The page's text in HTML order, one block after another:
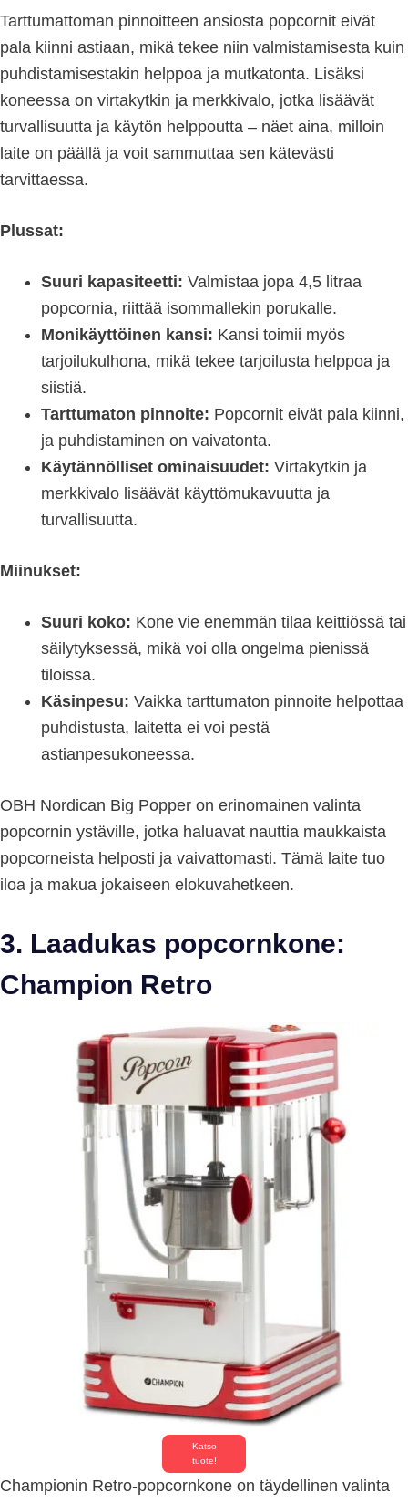
Tarttumattoman pinnoitteen ansiosta popcornit eivät
pala kiinni astiaan, mikä tekee niin valmistamisesta kuin
puhdistamisestakin helppoa ja mutkatonta. Lisäksi
koneessa on virtakytkin ja merkkivalo, jotka lisäävät
turvallisuutta ja käytön helppoutta – näet aina, milloin
laite on päällä ja voit sammuttaa sen kätevästi
tarvittaessa.
Plussat:
Suuri kapasiteetti: Valmistaa jopa 4,5 litraa
popcornia, riittää isommallekin porukalle.
Monikäyttöinen kansi: Kansi toimii myös
tarjoilukulhona, mikä tekee tarjoilusta helppoa ja
siistiä.
Tarttumaton pinnoite: Popcornit eivät pala kiinni,
ja puhdistaminen on vaivatonta.
Käytännölliset ominaisuudet: Virtakytkin ja
merkkivalo lisäävät käyttömukavuutta ja
turvallisuutta.
Miinukset:
Suuri koko: Kone vie enemmän tilaa keittiössä tai
säilytyksessä, mikä voi olla ongelma pienissä
tiloissa.
Käsinpesu: Vaikka tarttumaton pinnoite helpottaa
puhdistusta, laitetta ei voi pestä
astianpesukoneessa.
OBH Nordican Big Popper on erinomainen valinta
popcornin ystäville, jotka haluavat nauttia maukkaista
popcorneista helposti ja vaivattomasti. Tämä laite tuo
iloa ja makua jokaiseen elokuvahetkeen.
3. Laadukas popcornkone:
Champion Retro
Katso
tuote!
Championin Retro-popcornkone on täydellinen valinta